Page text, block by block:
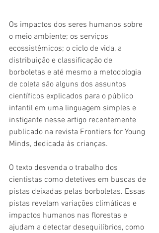
Os impactos dos seres humanos sobre
o meio ambiente; os serviços
ecossistêmicos; o ciclo de vida, a
distribuição e classificação de
borboletas e até mesmo a metodologia
de coleta são alguns dos assuntos
científicos explicados para o público
infantil em uma linguagem simples e
instigante nesse artigo recentemente
publicado na revista Frontiers for Young
Minds, dedicada às crianças.
O texto desvenda o trabalho dos
cientistas como detetives em buscas de
pistas deixadas pelas borboletas. Essas
pistas revelam variações climáticas e
impactos humanos nas florestas e
ajudam a detectar desequilíbrios, como